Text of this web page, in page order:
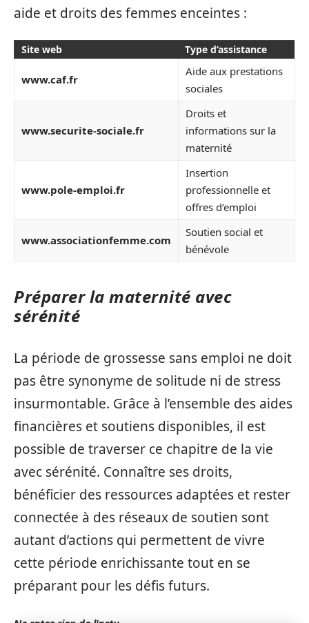
aide et droits des femmes enceintes :
Site web Type d’assistance
www.caf.fr
Aide aux prestations
sociales
www.securite-sociale.fr
Droits et
informations sur la
maternité
www.pole-emploi.fr
Insertion
professionnelle et
offres d’emploi
www.associationfemme.com
Soutien social et
bénévole
Préparer la maternité avec
sérénité
La période de grossesse sans emploi ne doit
pas être synonyme de solitude ni de stress
insurmontable. Grâce à l’ensemble des aides
financières et soutiens disponibles, il est
possible de traverser ce chapitre de la vie
avec sérénité. Connaître ses droits,
bénéficier des ressources adaptées et rester
connectée à des réseaux de soutien sont
autant d’actions qui permettent de vivre
cette période enrichissante tout en se
préparant pour les défis futurs.